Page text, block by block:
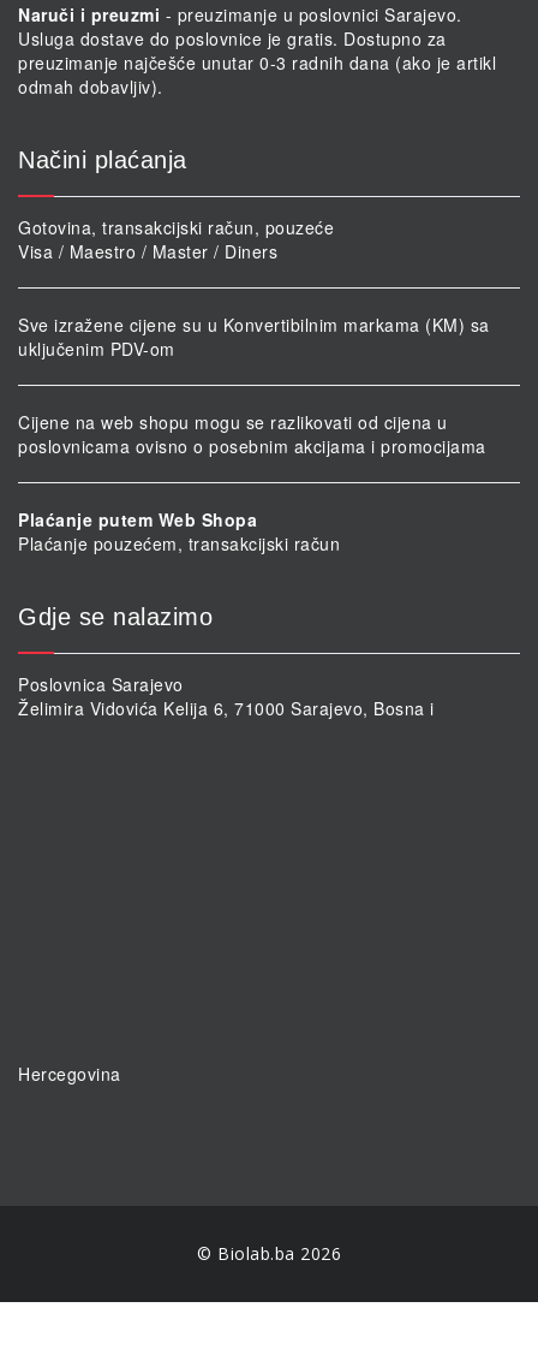
Naruči i preuzmi - preuzimanje u poslovnici Sarajevo.
Usluga dostave do poslovnice je gratis. Dostupno za
preuzimanje najčešće unutar 0-3 radnih dana (ako je artikl
odmah dobavljiv).
Načini plaćanja
Gotovina, transakcijski račun, pouzeće
Visa / Maestro / Master / Diners
Sve izražene cijene su u Konvertibilnim markama (KM) sa
uključenim PDV-om
Cijene na web shopu mogu se razlikovati od cijena u
poslovnicama ovisno o posebnim akcijama i promocijama
Plaćanje putem Web Shopa
Plaćanje pouzećem, transakcijski račun
Gdje se nalazimo
Poslovnica Sarajevo
Želimira Vidovića Kelija 6, 71000 Sarajevo, Bosna i
Hercegovina
© Biolab.ba 2026